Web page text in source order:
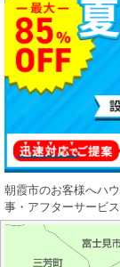
朝霞市のお客様へハ
事・アフターサービ